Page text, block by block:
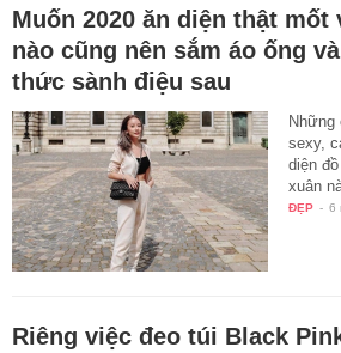
Muốn 2020 ăn diện thật mốt
nào cũng nên sắm áo ống
thức sành điệu sau
Những
sexy,
diện
xuân
ĐẸP - 6
Riêng việc đeo túi Black